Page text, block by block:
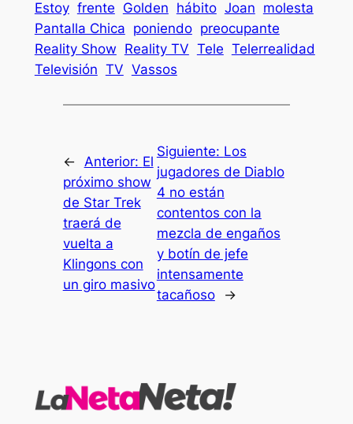
Estoy frente Golden hábito Joan molesta
Pantalla Chica poniendo preocupante
Reality Show Reality TV Tele Telerrealidad
Televisión TV Vassos
← Anterior: El
próximo show
de Star Trek
traerá de
vuelta a
Klingons con
un giro masivo
Siguiente: Los
jugadores de Diablo
4 no están
contentos con la
mezcla de engaños
y botín de jefe
intensamente
tacañoso
→